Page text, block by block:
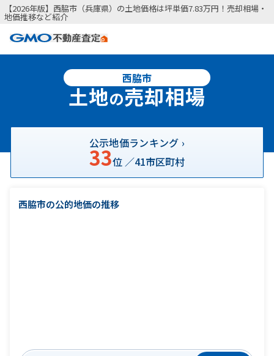
【2026年版】西脇市（兵庫県）の土地価格は坪単価7.83万円！売却相場・
地価推移など紹介
西脇市
土地の売却相場
公示地価ランキング ›
33位 ／41市区町村
西脇市の公的地価の推移